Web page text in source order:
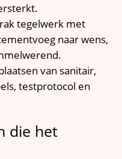
tegelwerk met
naar wens,
van sanitair,
testprotocol en
die het